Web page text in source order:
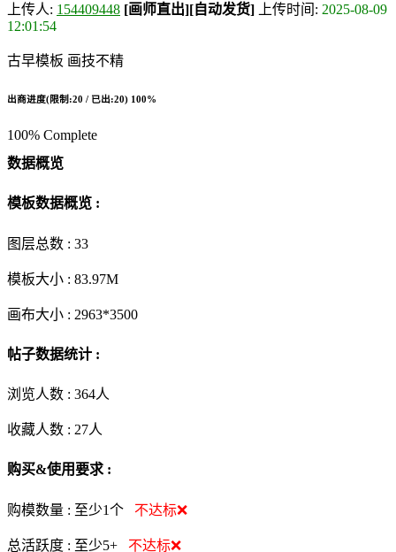
上传人: 154409448 [画师直出][自动发货] 上传时间: 2025-08-09
12:01:54
古早模板 画技不精
出商进度(限制:20 / 已出:20) 100%
100% Complete
数据概览
模板数据概览 :
图层总数 : 33
模板大小 : 83.97M
画布大小 : 2963*3500
帖子数据统计 :
浏览人数 : 364人
收藏人数 : 27人
购买&使用要求 :
购模数量 : 至少1个 不达标❌
总活跃度 : 至少5+ 不达标❌